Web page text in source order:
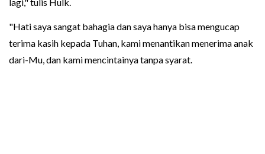
"Hati saya sangat bahagia dan saya hanya bisa mengucap
terima kasih kepada Tuhan, kami menantikan menerima anak
dari-Mu, dan kami mencintainya tanpa syarat.